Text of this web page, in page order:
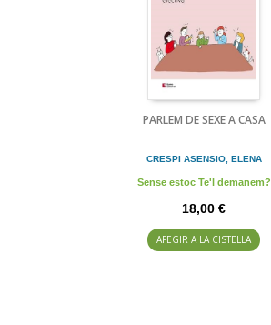
PARLEM DE SEXE A CASA
CRESPI ASENSIO, ELENA
Sense estoc Te'l demanem?
18,00 €
AFEGIR A LA CISTELLA